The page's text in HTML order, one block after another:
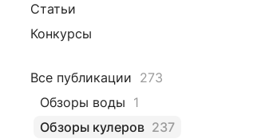
Статьи
Конкурсы
Все публикации 273
Обзоры воды 1
Обзоры кулеров 237